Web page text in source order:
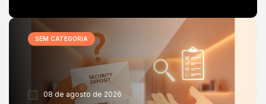
SEM CATEGORIA
08 de agosto de 2026